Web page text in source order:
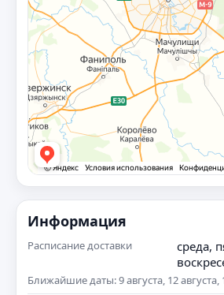
Информация
Расписание доставки
среда,
Ближайшие даты: 9 августа, 12 августа,